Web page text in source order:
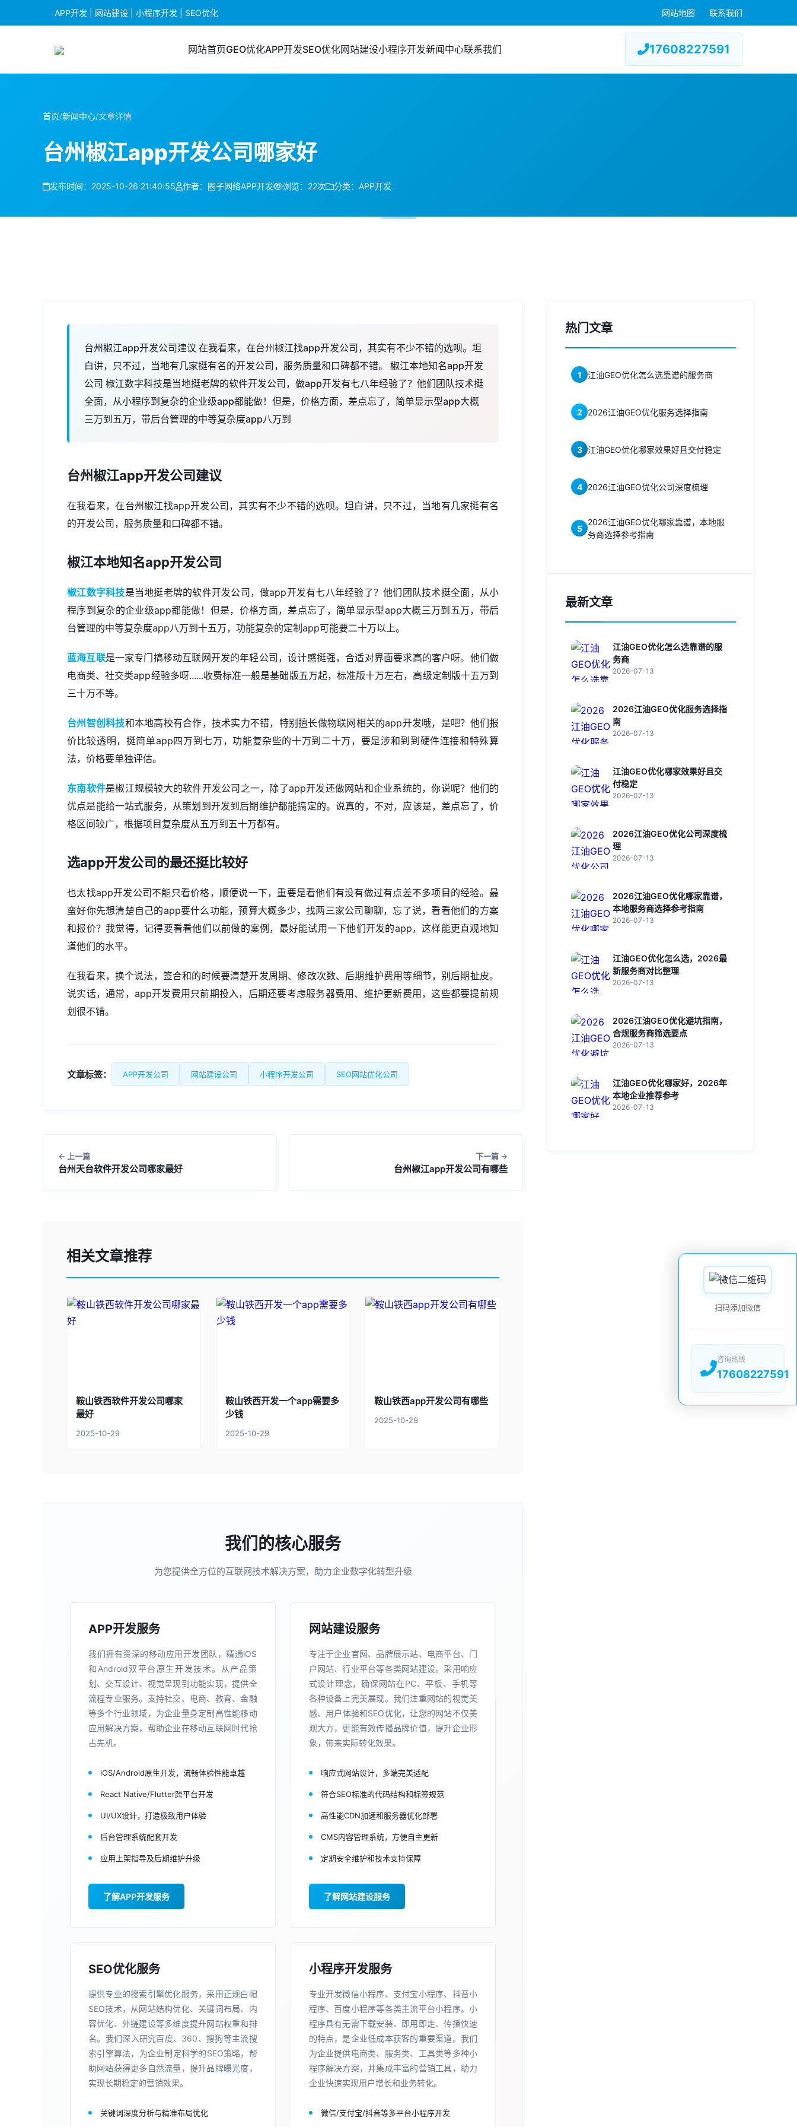
APP开发 | 网站建设 | 小程序开发 | SEO优化 网站地图 联系我们
网站首页GEO优化APP开发SEO优化网站建设小程序开发新闻中心联系我们 17608227591
首页/新闻中心/文章详情
台州椒江app开发公司哪家好
发布时间：2025-10-26 21:40:55 作者：圈子网络APP开发 浏览：22次 分类：APP开发
台州椒江app开发公司建议 在我看来，在台州椒江找app开发公司，其实有不少不错的选呗。坦
白讲，只不过，当地有几家挺有名的开发公司，服务质量和口碑都不错。 椒江本地知名app开发
公司 椒江数字科技是当地挺老牌的软件开发公司，做app开发有七八年经验了？他们团队技术挺
全面，从小程序到复杂的企业级app都能做！但是，价格方面，差点忘了，简单显示型app大概
三万到五万，带后台管理的中等复杂度app八万到
台州椒江app开发公司建议
在我看来，在台州椒江找app开发公司，其实有不少不错的选呗。坦白讲，只不过，当地有几家挺有名
的开发公司，服务质量和口碑都不错。
椒江本地知名app开发公司
椒江数字科技是当地挺老牌的软件开发公司，做app开发有七八年经验了？他们团队技术挺全面，从小
程序到复杂的企业级app都能做！但是，价格方面，差点忘了，简单显示型app大概三万到五万，带后
台管理的中等复杂度app八万到十五万，功能复杂的定制app可能要二十万以上。
蓝海互联是一家专门搞移动互联网开发的年轻公司，设计感挺强，合适对界面要求高的客户呀。他们做
电商类、社交类app经验多呀......收费标准一般是基础版五万起，标准版十万左右，高级定制版十五万到
三十万不等。
台州智创科技和本地高校有合作，技术实力不错，特别擅长做物联网相关的app开发哦，是吧？他们报
价比较透明，挺简单app四万到七万，功能复杂些的十万到二十万，要是涉和到到硬件连接和特殊算
法，价格要单独评估。
东南软件是椒江规模较大的软件开发公司之一，除了app开发还做网站和企业系统的，你说呢？他们的
优点是能给一站式服务，从策划到开发到后期维护都能搞定的。说真的，不对，应该是，差点忘了，价
格区间较广，根据项目复杂度从五万到五十万都有。
选app开发公司的最还挺比较好
也太找app开发公司不能只看价格，顺便说一下，重要是看他们有没有做过有点差不多项目的经验。最
蛮好你先想清楚自己的app要什么功能，预算大概多少，找两三家公司聊聊，忘了说，看看他们的方案
和报价？我觉得，记得要看看他们以前做的案例，最好能试用一下他们开发的app，这样能更直观地知
道他们的水平。
在我看来，换个说法，签合和的时候要清楚开发周期、修改次数、后期维护费用等细节，别后期扯皮。
说实话，通常，app开发费用只前期投入，后期还要考虑服务器费用、维护更新费用，这些都要提前规
划很不错。
文章标签： APP开发公司 网站建设公司 小程序开发公司 SEO网站优化公司
上一篇
台州天台软件开发公司哪家最好
下一篇
台州椒江app开发公司有哪些
相关文章推荐
鞍山铁西软件开发公司哪家
最好
2025-10-29
鞍山铁西开发一个app需要多
少钱
2025-10-29
鞍山铁西app开发公司有哪些
2025-10-29
我们的核心服务
为您提供全方位的互联网技术解决方案，助力企业数字化转型升级
APP开发服务
我们拥有资深的移动应用开发团队，精通iOS
和Android双平台原生开发技术。从产品策
划、交互设计、视觉呈现到功能实现，提供全
流程专业服务。支持社交、电商、教育、金融
等多个行业领域，为企业量身定制高性能移动
应用解决方案，帮助企业在移动互联网时代抢
占先机。
iOS/Android原生开发，流畅体验性能卓越
React Native/Flutter跨平台开发
UI/UX设计，打造极致用户体验
后台管理系统配套开发
应用上架指导及后期维护升级
了解APP开发服务
网站建设服务
专注于企业官网、品牌展示站、电商平台、门
户网站、行业平台等各类网站建设。采用响应
式设计理念，确保网站在PC、平板、手机等
各种设备上完美展现。我们注重网站的视觉美
感、用户体验和SEO优化，让您的网站不仅美
观大方，更能有效传播品牌价值，提升企业形
象，带来实际转化效果。
响应式网站设计，多端完美适配
符合SEO标准的代码结构和标签规范
高性能CDN加速和服务器优化部署
CMS内容管理系统，方便自主更新
定期安全维护和技术支持保障
了解网站建设服务
SEO优化服务
提供专业的搜索引擎优化服务，采用正规白帽
SEO技术，从网站结构优化、关键词布局、内
容优化、外链建设等多维度提升网站权重和排
名。我们深入研究百度、360、搜狗等主流搜
索引擎算法，为企业制定科学的SEO策略，帮
助网站获得更多自然流量，提升品牌曝光度，
实现长期稳定的营销效果。
关键词深度分析与精准布局优化
小程序开发服务
专业开发微信小程序、支付宝小程序、抖音小
程序、百度小程序等各类主流平台小程序。小
程序具有无需下载安装、即用即走、传播快速
的特点，是企业低成本获客的重要渠道。我们
为企业提供电商类、服务类、工具类等多种小
程序解决方案，并集成丰富的营销工具，助力
企业快速实现用户增长和业务转化。
微信/支付宝/抖音等多平台小程序开发
热门文章
1 江油GEO优化怎么选靠谱的服务商
2 2026江油GEO优化服务选择指南
3 江油GEO优化哪家效果好且交付稳定
4 2026江油GEO优化公司深度梳理
5
2026江油GEO优化哪家靠谱，本地服
务商选择参考指南
最新文章
江油GEO优化怎么选靠谱的服
务商
2026-07-13
2026江油GEO优化服务选择指
南
2026-07-13
江油GEO优化哪家效果好且交
付稳定
2026-07-13
2026江油GEO优化公司深度梳
理
2026-07-13
2026江油GEO优化哪家靠谱，
本地服务商选择参考指南
2026-07-13
江油GEO优化怎么选，2026最
新服务商对比整理
2026-07-13
2026江油GEO优化避坑指南，
合规服务商筛选要点
2026-07-13
江油GEO优化哪家好，2026年
本地企业推荐参考
2026-07-13
扫码添加微信
咨询热线
17608227591